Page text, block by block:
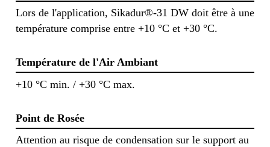
Lors de l'application, Sikadur®-31 DW doit être à une
température comprise entre +10 °C et +30 °C.
Température de l'Air Ambiant
+10 °C min. / +30 °C max.
Point de Rosée
Attention au risque de condensation sur le support au